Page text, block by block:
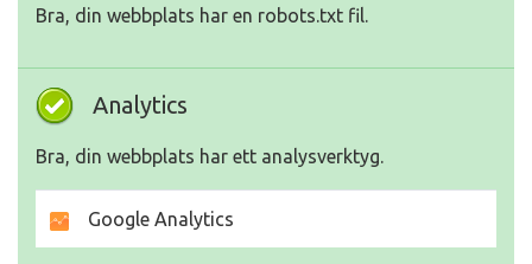
Bra, din webbplats har en robots.txt fil.
Analytics
Bra, din webbplats har ett analysverktyg.
Google Analytics